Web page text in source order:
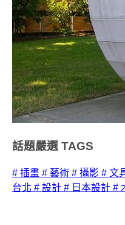
話題嚴選 TAGS
# 插畫 # 藝術 # 攝影 # 文
台北 # 設計 # 日本設計 #